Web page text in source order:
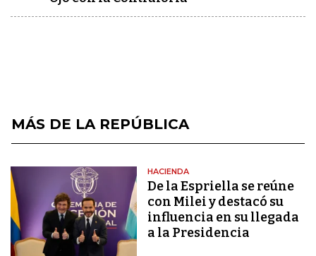
MÁS DE LA REPÚBLICA
HACIENDA
De la Espriella se reúne
con Milei y destacó su
influencia en su llegada
a la Presidencia